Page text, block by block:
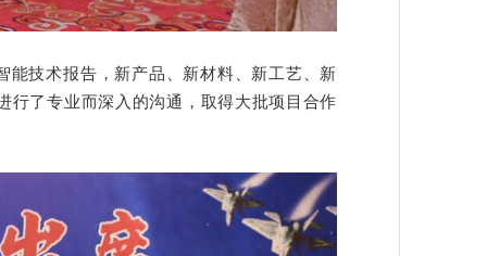
技术报告，新产品、新材料、新工艺、新
行了专业而深入的沟通，取得大批项目合作